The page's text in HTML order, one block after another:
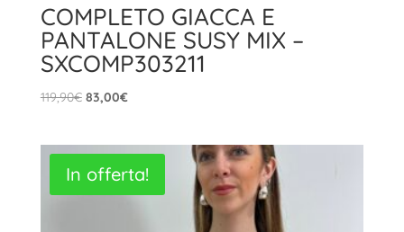
COMPLETO GIACCA E
PANTALONE SUSY MIX –
SXCOMP303211
119,90€ Il
era:
119,90€.
83,00€Il
è:
83,00€.
In offerta!